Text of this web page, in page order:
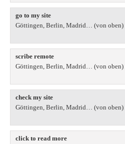
go to my site
Göttingen, Berlin, Madrid… (von oben)
scribe remote
Göttingen, Berlin, Madrid… (von oben)
check my site
Göttingen, Berlin, Madrid… (von oben)
click to read more